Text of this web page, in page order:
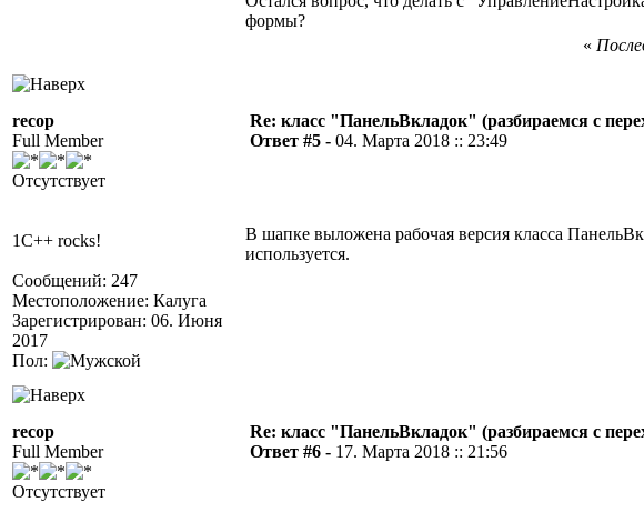
формы?
«
recop
Full Member
Отсутствует
1C++ rocks!
Сообщений: 247
Местоположение: Калуга
Зарегистрирован: 06. Июня
2017
Пол:
Re: класс "ПанельВкладок" (разбираемся с
Ответ #5 - 04. Марта 2018 :: 23:49
В шапке выложена рабочая версия класса
используется.
recop
Full Member
Отсутствует
Re: класс "ПанельВкладок" (разбираемся с
Ответ #6 - 17. Марта 2018 :: 21:56